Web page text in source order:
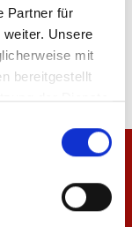
Partner für
Unsere
mit
bereitgestellt
der Dienste